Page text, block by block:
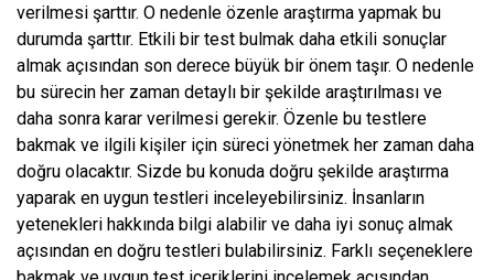
verilmesi şarttır. O nedenle özenle araştırma yapmak bu
durumda şarttır. Etkili bir test bulmak daha etkili sonuçlar
almak açısından son derece büyük bir önem taşır. O nedenle
bu sürecin her zaman detaylı bir şekilde araştırılması ve
daha sonra karar verilmesi gerekir. Özenle bu testlere
bakmak ve ilgili kişiler için süreci yönetmek her zaman daha
doğru olacaktır. Sizde bu konuda doğru şekilde araştırma
yaparak en uygun testleri inceleyebilirsiniz. İnsanların
yetenekleri hakkında bilgi alabilir ve daha iyi sonuç almak
açısından en doğru testleri bulabilirsiniz. Farklı seçeneklere